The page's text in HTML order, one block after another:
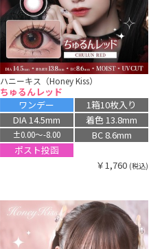
ハニーキス（Honey Kiss）
ちゅるんレッド
ワンデー
1箱10枚入り
DIA 14.5mm
着色 13.8mm
±0.00〜-8.00
BC 8.6mm
ポスト投函
￥1,760 (税込)